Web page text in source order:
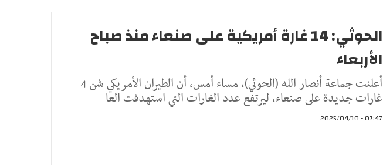
الحوثي: 14 غارة أمريكية على صنعاء منذ صباح
الأربعاء
أعلنت جماعة أنصار الله (الحوثي)، مساء أمس، أن الطيران الأمريكي شن 4
غارات جديدة على صنعاء، ليرتفع عدد الغارات التي استهدفت العا
07:47 - 2025/04/10